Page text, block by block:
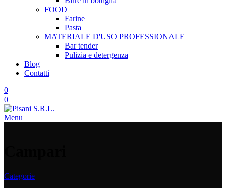
FOOD
Farine
Pasta
MATERIALE D'USO PROFESSIONALE
Bar tender
Pulizia e detergenza
Blog
Contatti
0
0
Menu
Categorie